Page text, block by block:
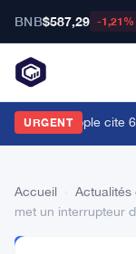
BNB$587,29 -1,21%
URGENT
CLO de Ripple cite
Accueil Actualités
met un interrupteur